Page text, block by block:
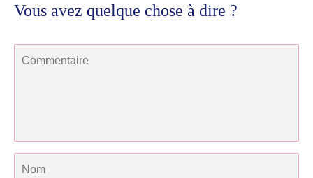
Vous avez quelque chose à dire ?